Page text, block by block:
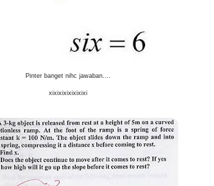
Pinter banget nihc jawaban....
xixixixixixixixi